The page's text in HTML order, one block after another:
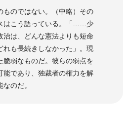
のではない。（中略）その
はこう語っている。「……少
治は、どんな憲法よりも短命
も長続きしなかった」。現
脆弱なものだ。彼らの弱点を
能であり、独裁者の権力を解
のだ。